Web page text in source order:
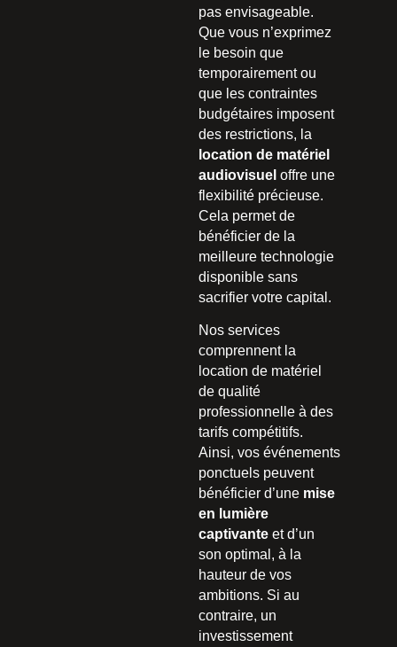
pas envisageable.
Que vous n’exprimez
le besoin que
temporairement ou
que les contraintes
budgétaires imposent
des restrictions, la
location de matériel
audiovisuel offre une
flexibilité précieuse.
Cela permet de
bénéficier de la
meilleure technologie
disponible sans
sacrifier votre capital.
Nos services
comprennent la
location de matériel
de qualité
professionnelle à des
tarifs compétitifs.
Ainsi, vos événements
ponctuels peuvent
bénéficier d’une mise
en lumière
captivante et d’un
son optimal, à la
hauteur de vos
ambitions. Si au
contraire, un
investissement